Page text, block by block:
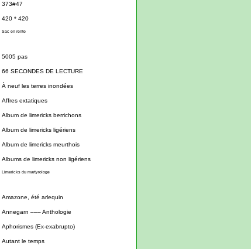
373#47
420 * 420
Sac en rente
5005 pas
66 SECONDES DE LECTURE
À neuf les terres inondées
Affres extatiques
Album de limericks berrichons
Album de limericks ligériens
Album de limericks meurthois
Albums de limericks non ligériens
Limericks du martyrologe
Amazone, été arlequin
Annegarn ––– Anthologie
Aphorismes (Ex-exabrupto)
Autant le temps